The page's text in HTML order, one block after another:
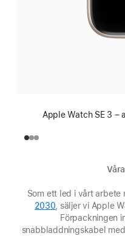
Apple Watch SE 3 –
Som ett led i vårt arbete
2030 (Öppnas
ett
, säljer vi Apple
Förpackningen
snabbladdningskabel